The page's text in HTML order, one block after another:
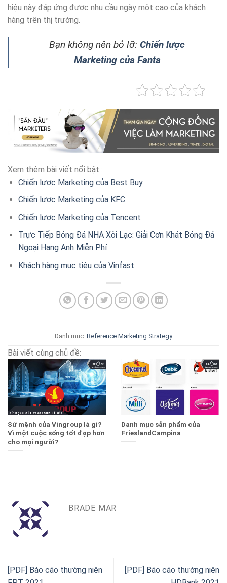
hiệu này đáp ứng được nhu cầu ngày một cao của khách
hàng trên thị trường.
Bạn không nên bỏ lỡ: Chiến lược
Marketing của Fanta
Xem thêm bài viết nổi bật :
Chiến lược Marketing của Best Buy
Chiến lược Marketing của KFC
Chiến lược Marketing của Tencent
Trực Tiếp Bóng Đá NHA Xôi Lạc: Giải Cơn Khát Bóng Đá
Ngoại Hạng Anh Miễn Phí
Khách hàng mục tiêu của Vinfast
Danh mục: Reference Marketing Strategy
Bài viết cùng chủ đề:
Sứ mệnh của Vingroup là gì?
Vì một cuộc sống tốt đẹp hơn
cho mọi người?
Danh mục sản phẩm của
FrieslandCampina
BRADE MAR
[PDF] Báo cáo thường niên
[PDF] Báo cáo thường niên